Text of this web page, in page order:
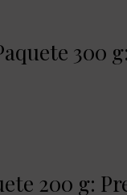
300
200 g: